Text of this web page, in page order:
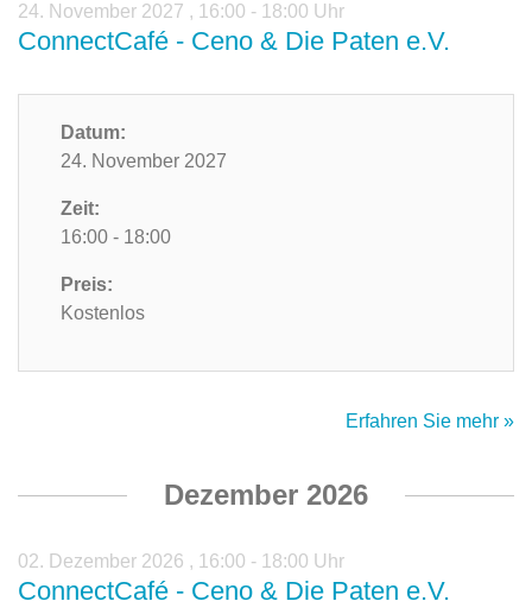
24. November 2027 , 16:00 - 18:00 Uhr
ConnectCafé - Ceno & Die Paten e.V.
Datum:
24. November 2027
Zeit:
16:00 - 18:00
Preis:
Kostenlos
Erfahren Sie mehr »
Dezember 2026
02. Dezember 2026 , 16:00 - 18:00 Uhr
ConnectCafé - Ceno & Die Paten e.V.